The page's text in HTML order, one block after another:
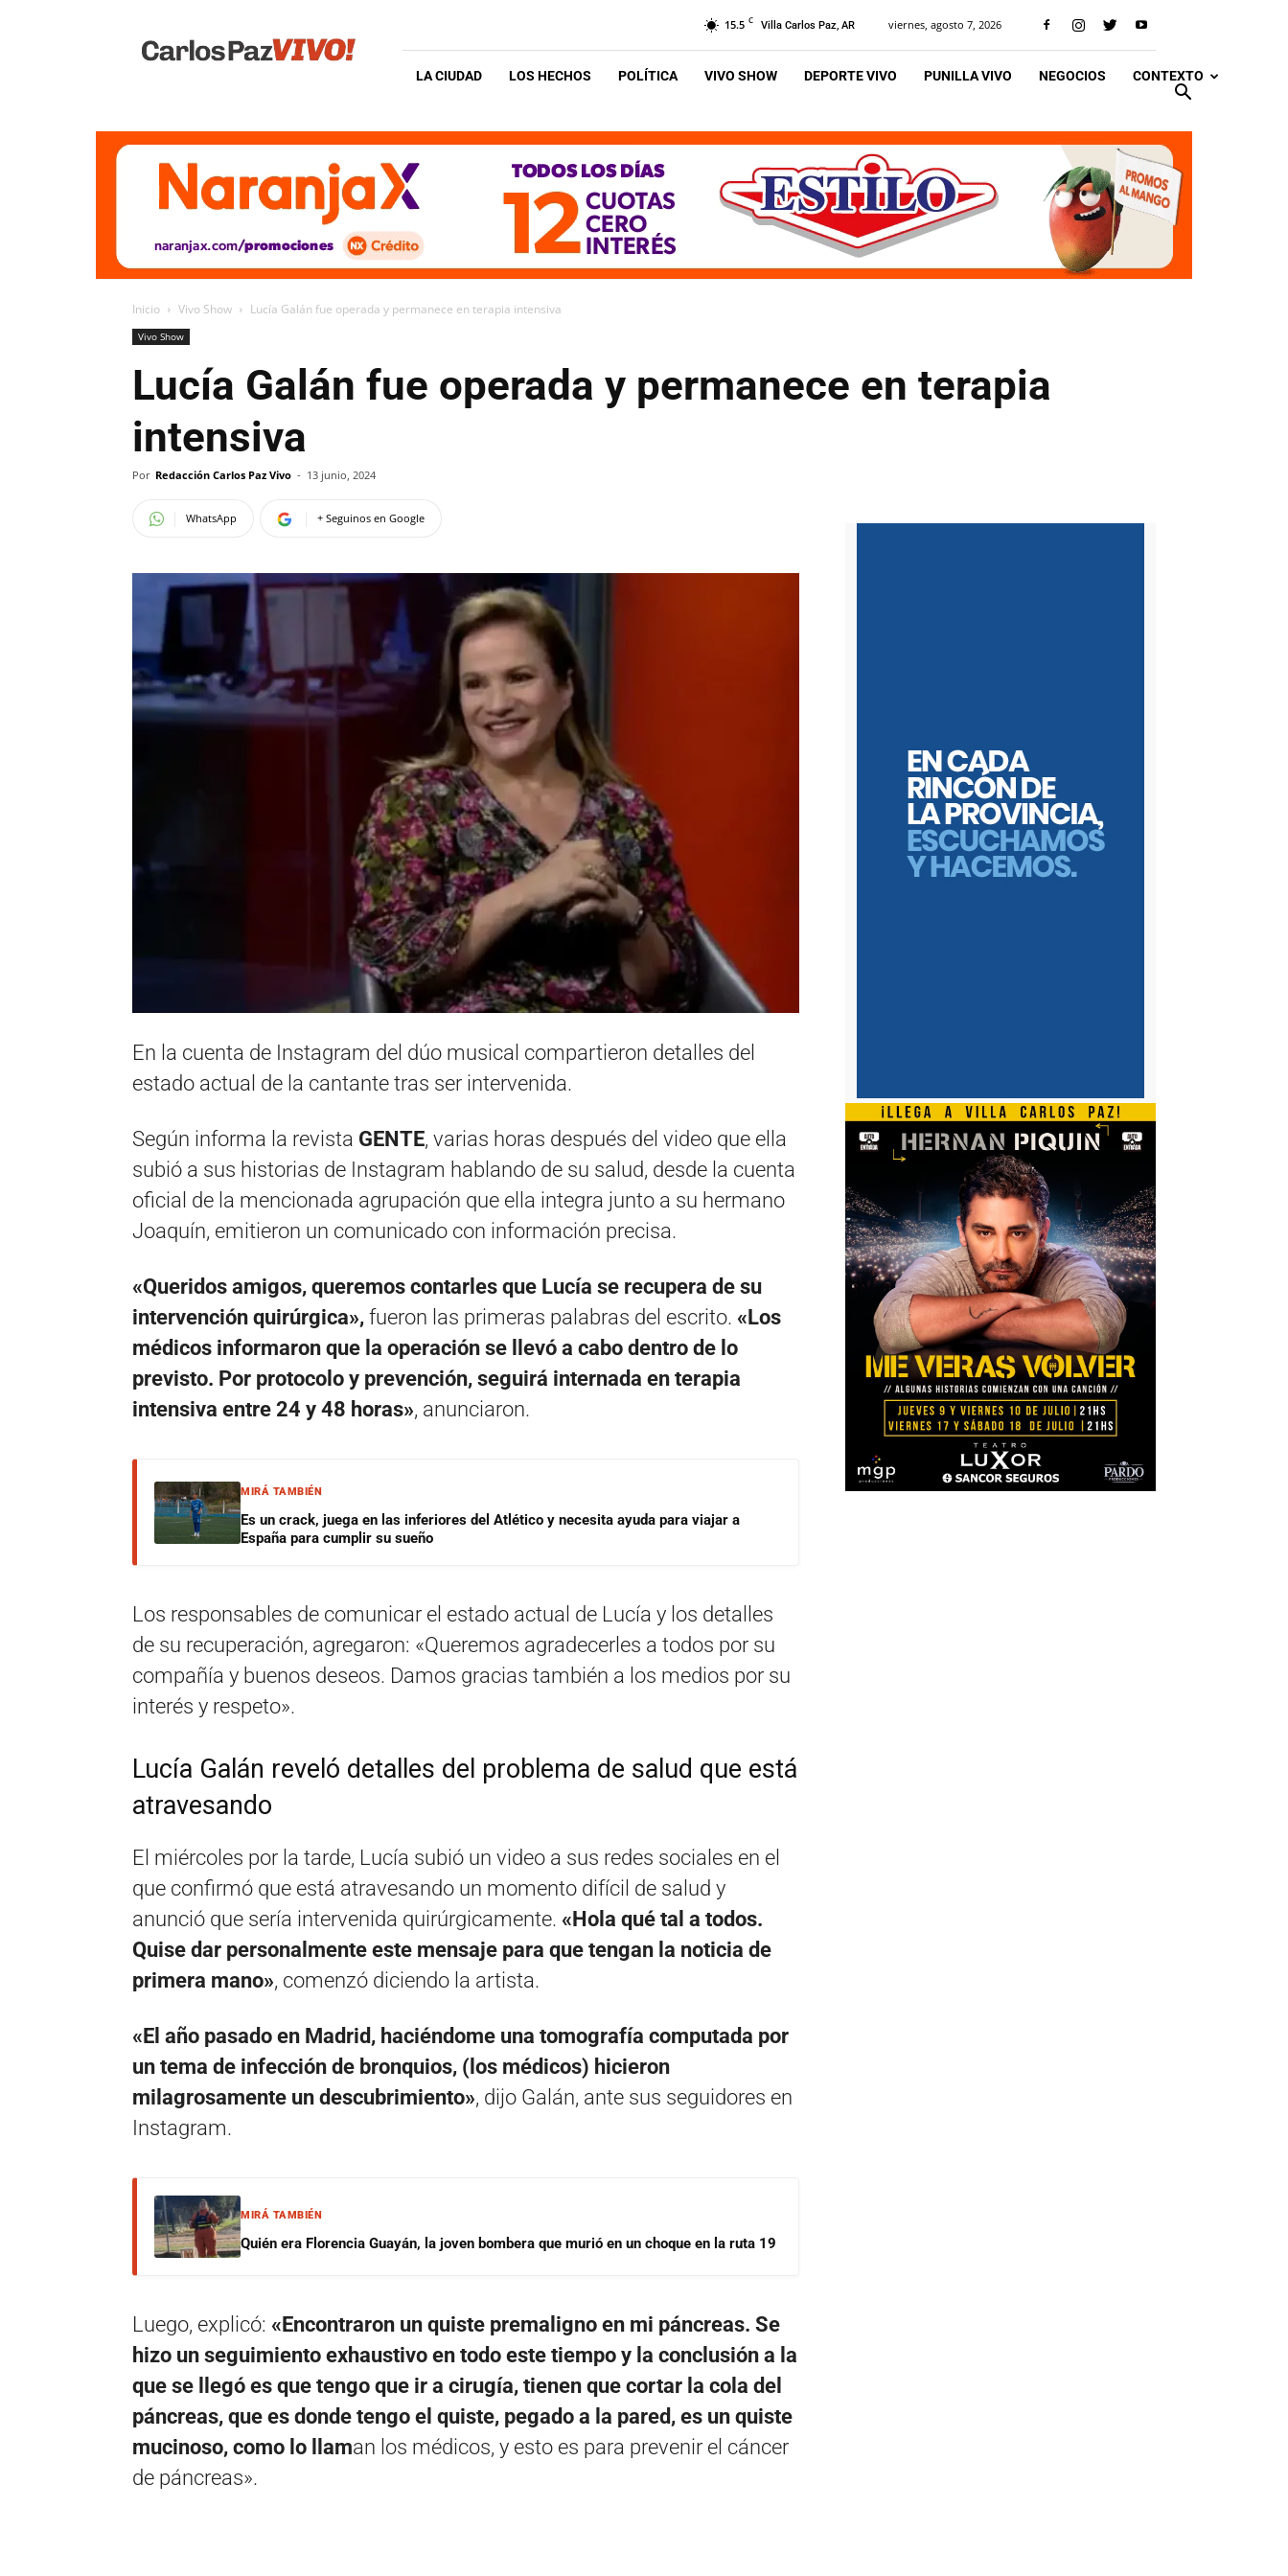
Vivo
15.5 C Villa Carlos Paz, AR viernes, agosto 7, 2026
LA CIUDAD LOS HECHOS POLÍTICA VIVO SHOW DEPORTE VIVO PUNILLA VIVO NEGOCIOS CONTEXTO
Inicio Vivo Show Lucía Galán fue operada y permanece en terapia intensiva
Vivo Show
Lucía Galán fue operada y permanece en terapia
intensiva
Por Redacción Carlos Paz Vivo - 13 junio, 2024
WhatsApp + Seguinos en Google
En la cuenta de Instagram del dúo musical compartieron detalles del
estado actual de la cantante tras ser intervenida.
Según informa la revista GENTE, varias horas después del video que ella
subió a sus historias de Instagram hablando de su salud, desde la cuenta
oficial de la mencionada agrupación que ella integra junto a su hermano
Joaquín, emitieron un comunicado con información precisa.
«Queridos amigos, queremos contarles que Lucía se recupera de su
intervención quirúrgica», fueron las primeras palabras del escrito. «Los
médicos informaron que la operación se llevó a cabo dentro de lo
previsto. Por protocolo y prevención, seguirá internada en terapia
intensiva entre 24 y 48 horas», anunciaron.
MIRÁ TAMBIÉN
Es un crack, juega en las inferiores del Atlético y necesita ayuda para viajar a
España para cumplir su sueño
Los responsables de comunicar el estado actual de Lucía y los detalles
de su recuperación, agregaron: «Queremos agradecerles a todos por su
compañía y buenos deseos. Damos gracias también a los medios por su
interés y respeto».
Lucía Galán reveló detalles del problema de salud que está
atravesando
El miércoles por la tarde, Lucía subió un video a sus redes sociales en el
que confirmó que está atravesando un momento difícil de salud y
anunció que sería intervenida quirúrgicamente. «Hola qué tal a todos.
Quise dar personalmente este mensaje para que tengan la noticia de
primera mano», comenzó diciendo la artista.
«El año pasado en Madrid, haciéndome una tomografía computada por
un tema de infección de bronquios, (los médicos) hicieron
milagrosamente un descubrimiento», dijo Galán, ante sus seguidores en
Instagram.
MIRÁ TAMBIÉN
Quién era Florencia Guayán, la joven bombera que murió en un choque en la ruta 19
Luego, explicó: «Encontraron un quiste premaligno en mi páncreas. Se
hizo un seguimiento exhaustivo en todo este tiempo y la conclusión a la
que se llegó es que tengo que ir a cirugía, tienen que cortar la cola del
páncreas, que es donde tengo el quiste, pegado a la pared, es un quiste
mucinoso, como lo llaman los médicos, y esto es para prevenir el cáncer
de páncreas».